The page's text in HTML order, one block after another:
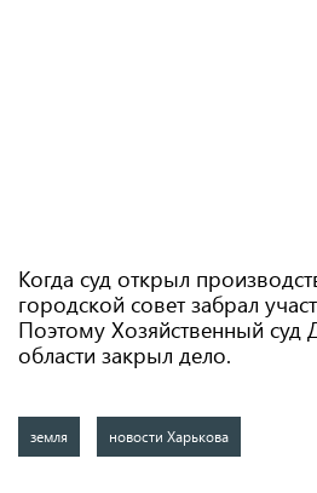
Когда суд открыл
городской совет забрал
Поэтому Хозяйственный суд
области закрыл дело.
земля новости Харькова